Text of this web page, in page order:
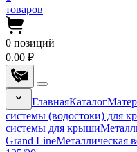
товаров
0 позиций
0.00 ₽
ГлавнаяКаталог
системы (водостоки) для
системы для крыши
Grand LineМеталлическая